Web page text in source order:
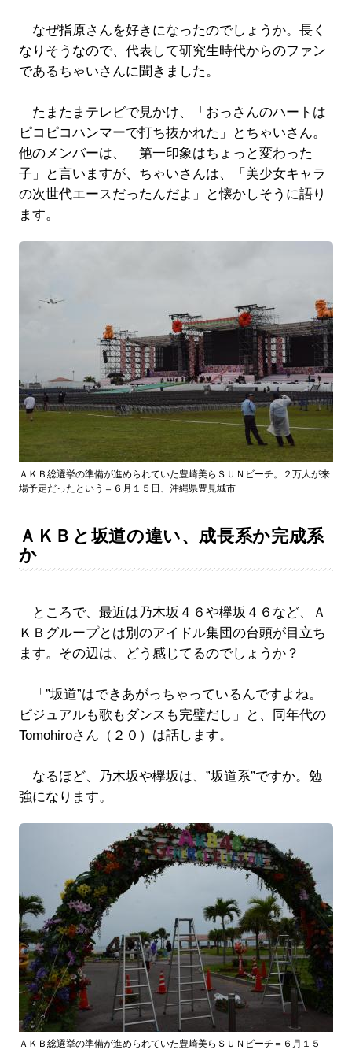
なぜ指原さんを好きになったのでしょうか。長く
なりそうなので、代表して研究生時代からのファン
であるちゃいさんに聞きました。
たまたまテレビで見かけ、「おっさんのハートは
ピコピコハンマーで打ち抜かれた」とちゃいさん。
他のメンバーは、「第一印象はちょっと変わった
子」と言いますが、ちゃいさんは、「美少女キャラ
の次世代エースだったんだよ」と懐かしそうに語り
ます。
ＡＫＢ総選挙の準備が進められていた豊崎美らＳＵＮビーチ。２万人が来
場予定だったという＝６月１５日、沖縄県豊見城市
ＡＫＢと坂道の違い、成長系か完成系
か
ところで、最近は乃木坂４６や欅坂４６など、Ａ
ＫＢグループとは別のアイドル集団の台頭が目立ち
ます。その辺は、どう感じてるのでしょうか？
「”坂道”はできあがっちゃっているんですよね。
ビジュアルも歌もダンスも完璧だし」と、同年代の
Tomohiroさん（２０）は話します。
なるほど、乃木坂や欅坂は、”坂道系”ですか。勉
強になります。
ＡＫＢ総選挙の準備が進められていた豊崎美らＳＵＮビーチ＝６月１５